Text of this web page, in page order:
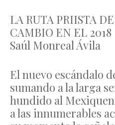
LA RUTA PRIISTA
CAMBIO EN EL 2018
Saúl Monreal Ávila
El nuevo escándalo
sumando a la larga
hundido al
a las innumerables